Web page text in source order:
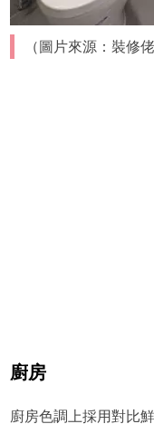
（圖片來源：裝修
廚房
廚房色調上採用對比